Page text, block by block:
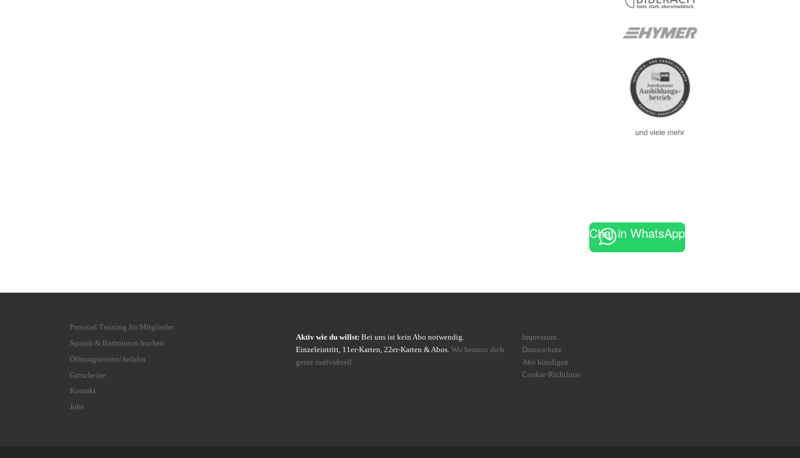
Chat in WhatsApp
Personal Training für Mitglieder
Squash & Badminton buchen
Öffnungszeiten/Anfahrt
Gutscheine
Kontakt
Jobs
Aktiv wie du willst: Bei uns ist kein Abo notwendig.
Einzeleintritt, 11er-Karten, 22er-Karten & Abos. Wir beraten dich
gerne individuell
Impressum
Datenschutz
Abo kündigen
Cookie-Richtlinie